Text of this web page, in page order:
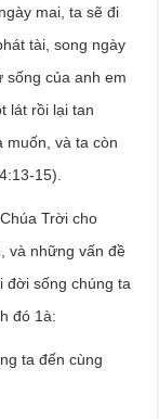
mai, ta sẽ đi
tài, song ngày
sống của anh em
lát rồi lại tan
muốn, và ta còn
15).
Trời cho
và những vấn đề
đời sống chúng ta
đó 1à:
ta đến cùng